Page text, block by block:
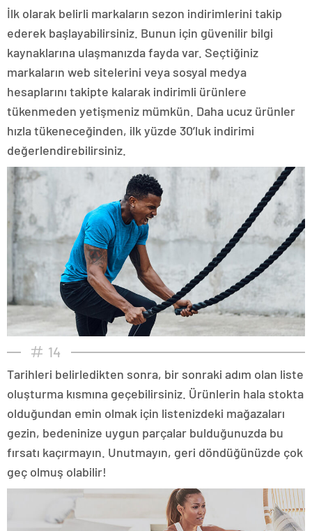
İlk olarak belirli markaların sezon indirimlerini takip
ederek başlayabilirsiniz. Bunun için güvenilir bilgi
kaynaklarına ulaşmanızda fayda var. Seçtiğiniz
markaların web sitelerini veya sosyal medya
hesaplarını takipte kalarak indirimli ürünlere
tükenmeden yetişmeniz mümkün. Daha ucuz ürünler
hızla tükeneceğinden, ilk yüzde 30’luk indirimi
değerlendirebilirsiniz.
14
Tarihleri belirledikten sonra, bir sonraki adım olan liste
oluşturma kısmına geçebilirsiniz. Ürünlerin hala stokta
olduğundan emin olmak için listenizdeki mağazaları
gezin, bedeninize uygun parçalar bulduğunuzda bu
fırsatı kaçırmayın. Unutmayın, geri döndüğünüzde çok
geç olmuş olabilir!